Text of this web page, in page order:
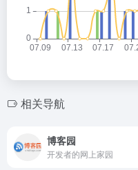
相关导航
博客园
开发者的网上家园